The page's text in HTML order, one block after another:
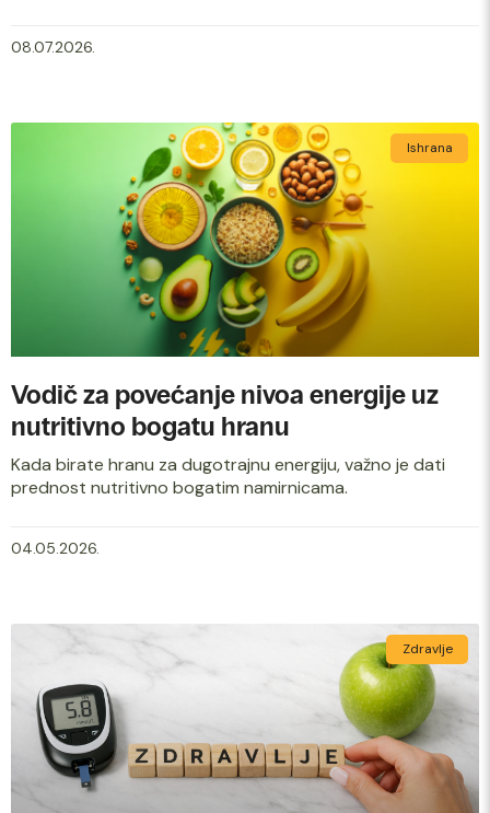
08.07.2026.
Ishrana
Vodič za povećanje nivoa energije uz
nutritivno bogatu hranu
Kada birate hranu za dugotrajnu energiju, važno je dati
prednost nutritivno bogatim namirnicama.
04.05.2026.
Zdravlje